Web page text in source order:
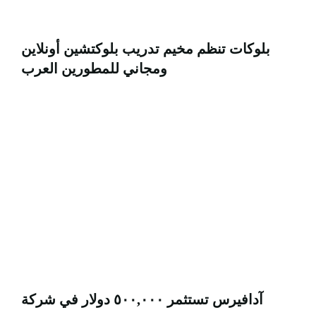
بلوكات تنظم مخيم تدريب بلوكتشين أونلاين
ومجاني للمطورين العرب
آدافيرس تستثمر ٥٠٠,٠٠٠ دولار في شركة